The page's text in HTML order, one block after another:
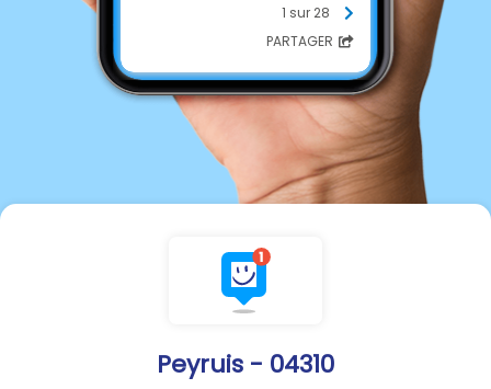
Peyruis - 04310
📅 À compter du jeudi 6 août
2026 🕙 De 10 h à 19 h
Cette mesure vise à protéger
notre patrimoine naturel et à
garantir la sécurité de tous.
Nous remercions chacun pour
sa compréhension et son
civisme. En cette période de
de tous est essentielle pour
préserver notre commune.
1 sur 28
PARTAGER